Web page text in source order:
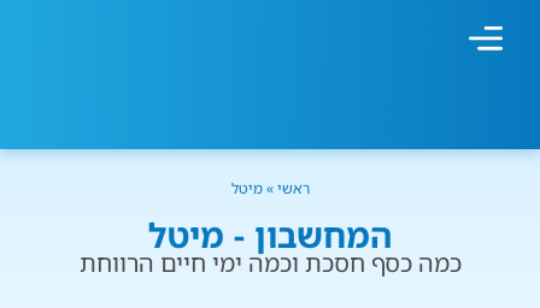
ראשי»מיטל
המחשבון - מיטל
כמה כסף חסכת וכמה ימי חיים הרווחת